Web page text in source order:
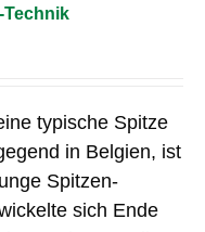
Technik
typische Spitze
in Belgien, ist
Spitzen-
sich Ende